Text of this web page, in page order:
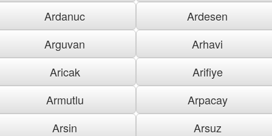
Ardanuc
Ardesen
Arguvan
Arhavi
Aricak
Arifiye
Armutlu
Arpacay
Arsin
Arsuz